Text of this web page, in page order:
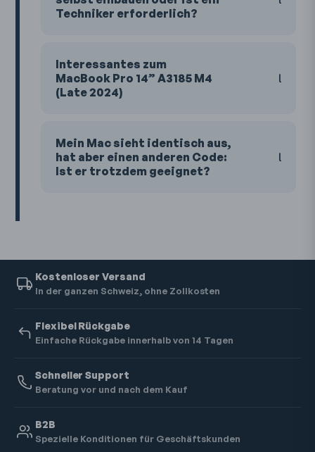
Techniker erforderlich?
Interessantes zum
MacBook Pro 14” A3185 M4
(Late 2024)
Mein Mac sieht identisch aus,
hat aber einen anderen Code:
Ist er trotzdem geeignet?
Kostenloser Versand
In der ganzen Schweiz, ohne Zollkosten
Flexibel Rückgabe
Einfache Rückgabe innerhalb von 14 Tagen
Schneller Support
Beratung vor und nach dem Kauf
B2B
Spezielle Konditionen für Geschäftskunden